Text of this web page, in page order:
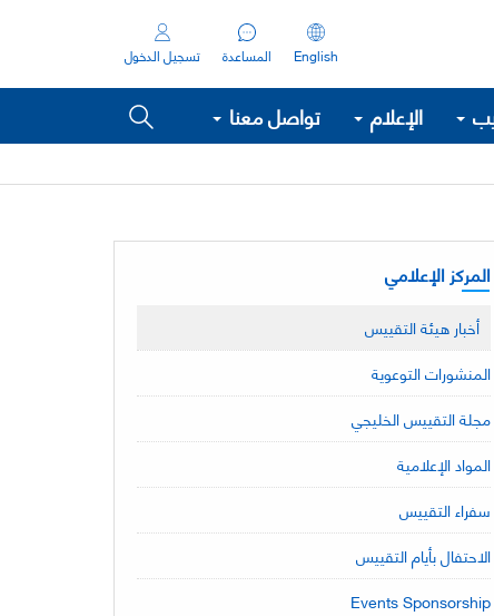
English المساعدة تسجيل الدخول
الإعلام تواصل معنا
المركز الإعلامي
أخبار هيئة التقييس
المنشورات التوعوية
مجلة التقييس الخليجي
المواد الإعلامية
سفراء التقييس
الاحتفال بأيام التقييس
Events Sponsorship